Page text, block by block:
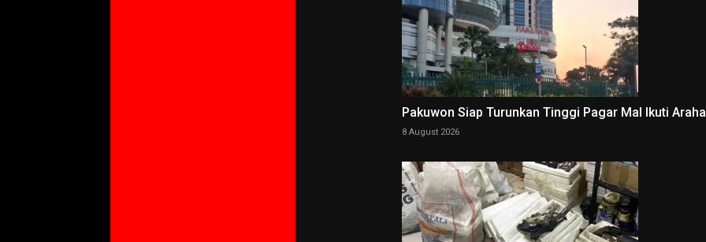
Pakuwon Siap Turunkan Tinggi Pagar Mal Ikuti
8 August 2026